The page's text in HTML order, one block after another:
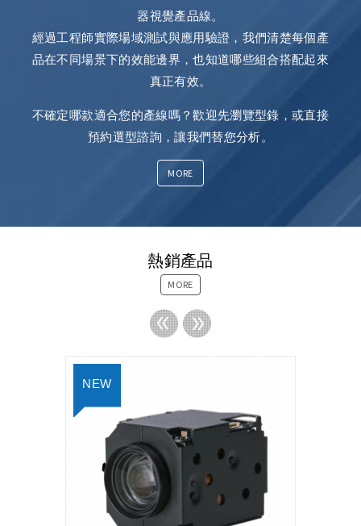
器視覺產品線。
經過工程師實際場域測試與應用驗證，我們清楚每個產
品在不同場景下的效能邊界，也知道哪些組合搭配起來
真正有效。
不確定哪款適合您的產線嗎？歡迎先瀏覽型錄，或直接
預約選型諮詢，讓我們替您分析。
MORE
熱銷產品
MORE
Pre
viou
Nex
t
NEW